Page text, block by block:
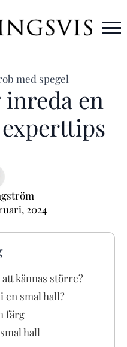
en
2024
kännas större?
en smal hall?
färg
hall